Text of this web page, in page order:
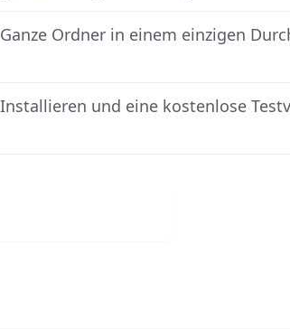
Ganze Ordner in einem einzigen
Installieren und eine kostenlose